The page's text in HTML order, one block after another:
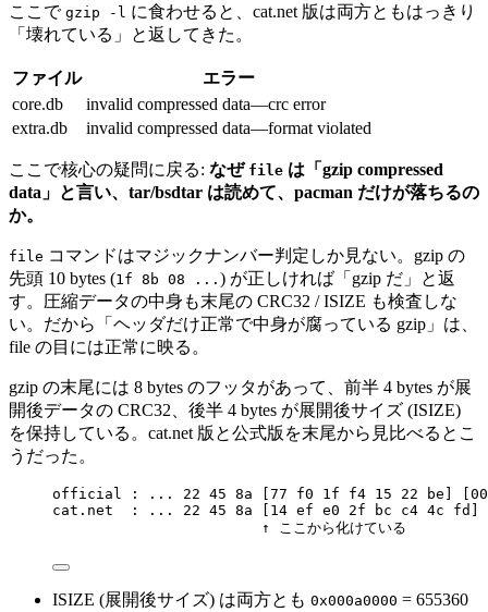
ここで gzip -l に食わせると、cat.net 版は両方ともはっきり
「壊れている」と返してきた。
ファイル
エラー
core.db
invalid compressed data—crc error
extra.db
invalid compressed data—format violated
ここで核心の疑問に戻る: なぜ file は「gzip compressed
data」と言い、tar/bsdtar は読めて、pacman だけが落ちるの
か。
file コマンドはマジックナンバー判定しか見ない。gzip の
先頭 10 bytes (1f 8b 08 ... ) が正しければ「gzip だ」と返
す。圧縮データの中身も末尾の CRC32 / ISIZE も検査しな
い。だから「ヘッダだけ正常で中身が腐っている gzip」は、
file の目には正常に映る。
gzip の末尾には 8 bytes のフッタがあって、前半 4 bytes が展
開後データの CRC32、後半 4 bytes が展開後サイズ (ISIZE)
を保持している。cat.net 版と公式版を末尾から見比べるとこ
うだった。
official : ... 22 45 8a [77 f0 1f f4 15 22 be] [00
cat.net  : ... 22 45 8a [14 ef e0 2f bc c4 4c fd]
↑ ここから化けている
ISIZE (展開後サイズ) は両方とも 0x000a0000 = 655360